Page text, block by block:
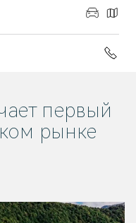
первый
рынке